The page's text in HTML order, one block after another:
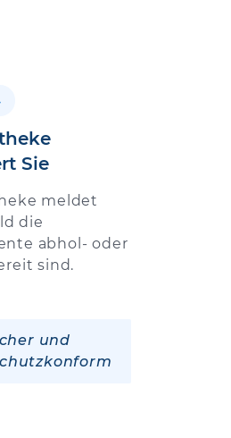
Sie
meldet
die
abhol- oder
sind.
und